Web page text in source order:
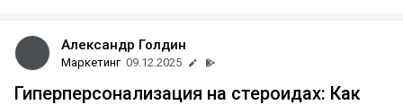
Александр Голдин
Маркетинг 09.12.2025
Гиперперсонализация на стероидах: Как